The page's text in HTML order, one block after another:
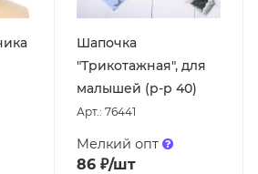
Шапочка
"Трикотажная", для
малышей (р-р 40)
Арт.: 76441
Мелкий опт
86₽/шт